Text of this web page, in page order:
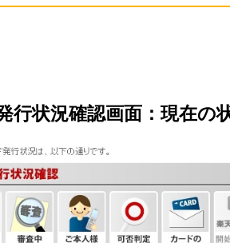
行状況確認画面：現在の